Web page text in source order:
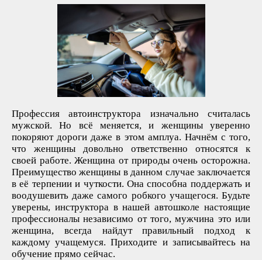
Профессия автоинструктора изначально считалась
мужской. Но всё меняется, и женщины уверенно
покоряют дороги даже в этом амплуа. Начнём с того,
что женщины довольно ответственно относятся к
своей работе. Женщина от природы очень осторожна.
Преимущество женщины в данном случае заключается
в её терпении и чуткости. Она способна поддержать и
воодушевить даже самого робкого учащегося. Будьте
уверены, инструктора в нашей автошколе настоящие
профессионалы независимо от того, мужчина это или
женщина, всегда найдут правильный подход к
каждому учащемуся. Приходите и записывайтесь на
обучение прямо сейчас.